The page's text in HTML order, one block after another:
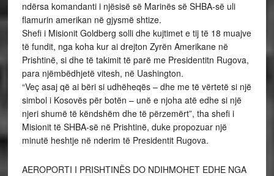
ndërsa komandanti i njësisë së Marinës së SHBA-së uli
flamurin amerikan në gjysmë shtize.
Shefi i Misionit Goldberg solli dhe kujtimet e tij të 18 muajve
të fundit, nga koha kur ai drejton Zyrën Amerikane në
Prishtinë, si dhe të takimit të parë me Presidentitn Rugova,
para njëmbëdhjetë vitesh, në Uashington.
“Veç asaj që ai bëri si udhëheqës – dhe me të vërtetë si një
simbol i Kosovës për botën – unë e njoha atë edhe si një
njeri shumë të këndshëm dhe të përzemërt”, tha shefi i
Misionit të SHBA-së në Prishtinë, duke propozuar një
minutë heshtje në nderim të Presidentit Rugova.
AEROPORTI I PRISHTINËS DO NDIHMOHET EDHE NGA